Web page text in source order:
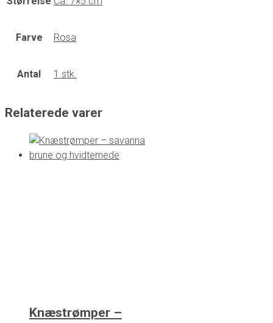
Farve Rosa
Antal 1 stk.
Relaterede varer
Knæstrømper –